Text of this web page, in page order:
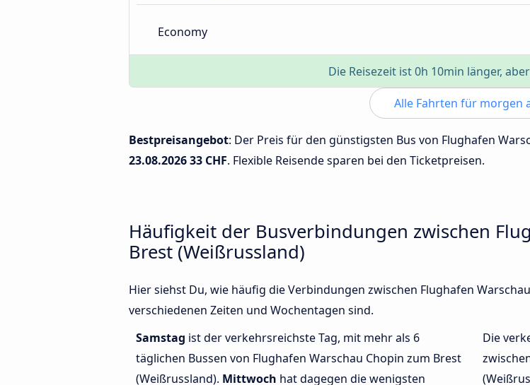
Economy
Die Reisezeit ist 0h 10min länger,
Alle Fahrten für morgen
Bestpreisangebot: Der Preis für den günstigsten Bus von Flughafen
23.08.202633 CHF. Flexible Reisende sparen bei den Ticketpreisen.
Häufigkeit der Busverbindungen zwischen
Brest (Weißrussland)
Hier siehst Du, wie häufig die Verbindungen zwischen Flughafen
verschiedenen Zeiten und Wochentagen sind.
Samstag ist der verkehrsreichste Tag, mit mehr als 6
täglichen Bussen von Flughafen Warschau Chopin zum Brest
(Weißrussland). Mittwoch hat dagegen die wenigsten
Die